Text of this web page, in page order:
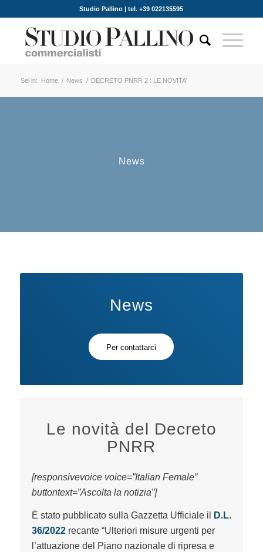
Studio Pallino | tel. +39 022135595
Sei in: Home / News / DECRETO PNRR 2 : LE NOVITA’
News
News
Per contattarci
Le novità del Decreto
PNRR
[responsivevoice voice=”Italian Female”
buttontext=”Ascolta la notizia”]
È stato pubblicato sulla Gazzetta Ufficiale il
D.L.
36/2022 recante “Ulteriori misure urgenti per
l’attuazione del Piano nazionale di ripresa e